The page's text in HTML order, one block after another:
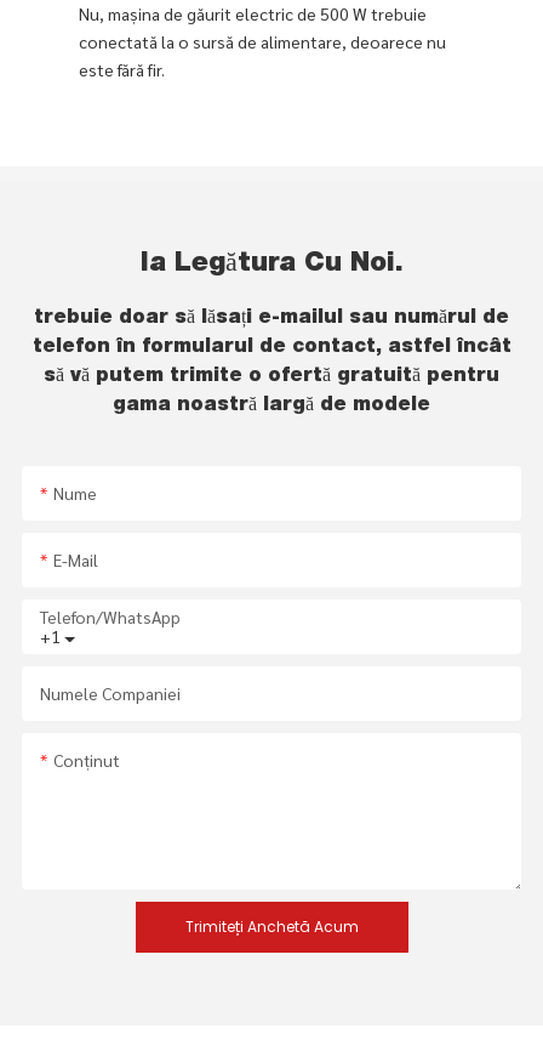
Nu, mașina de găurit electric de 500 W trebuie
conectată la o sursă de alimentare, deoarece nu
este fără fir.
Ia Legătura Cu Noi.
trebuie doar să lăsați e-mailul sau numărul de
telefon în formularul de contact, astfel încât
să vă putem trimite o ofertă gratuită pentru
gama noastră largă de modele
Nume
E-Mail
+1
Telefon/WhatsApp
Numele Companiei
Conţinut
Trimiteți Anchetă Acum